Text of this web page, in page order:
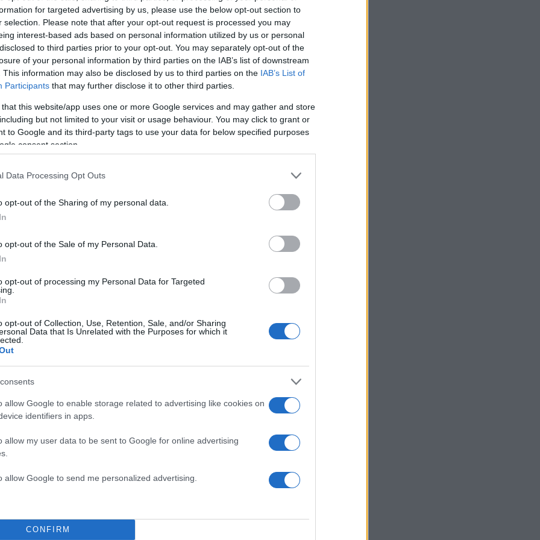
for targeted advertising by us, please use the below opt-out section to
selection. Please note that after your opt-out request is processed you may
interest-based ads based on personal information utilized by us or personal
to third parties prior to your opt-out. You may separately opt-out of the
of your personal information by third parties on the IAB’s list of downstream
This information may also be disclosed by us to third parties on the IAB’s List of
Participants that may further disclose it to other third parties.
that this website/app uses one or more Google services and may gather and store
but not limited to your visit or usage behaviour. You may click to grant or
to Google and its third-party tags to use your data for below specified purposes
consent section.
Data Processing Opt Outs
opt-out of the Sharing of my personal data.
opt-out of the Sale of my Personal Data.
opt-out of processing my Personal Data for Targeted
opt-out of Collection, Use, Retention, Sale, and/or Sharing
Data that Is Unrelated with the Purposes for which it
allow Google to enable storage related to advertising like cookies on
identifiers in apps.
allow my user data to be sent to Google for online advertising
allow Google to send me personalized advertising.
CONFIRM
Υποβολή σχολίου